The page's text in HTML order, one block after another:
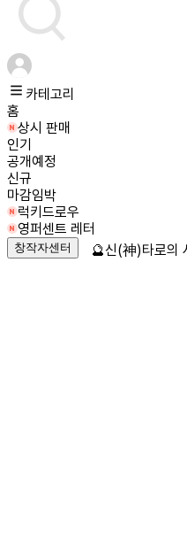
카테고리
홈
상시 판매
인기
공개예정
신규
마감임박
럭키드로우
영퍼센트 레터
창작자센터 🔮신(神)타로의